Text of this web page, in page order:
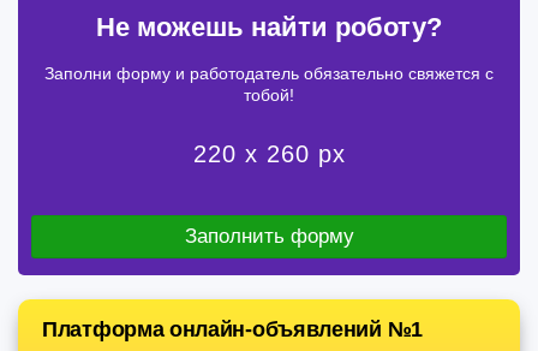
Не можешь найти роботу?
Заполни форму и работодатель обязательно свяжется с
тобой!
220 x 260 px
Заполнить форму
Платформа онлайн-объявлений №1